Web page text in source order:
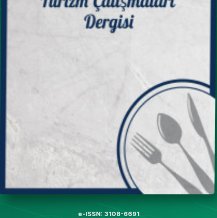
e-ISSN: 3108-6691